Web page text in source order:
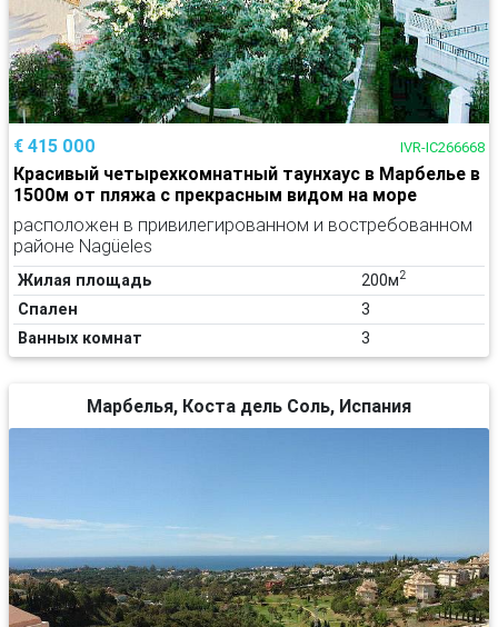
€ 415 000 IVR-IC266668
Красивый четырехкомнатный таунхаус в Марбелье в
1500м от пляжа с прекрасным видом на море
расположен в привилегированном и востребованном
районе Nagüeles
Жилая площадь 200м2
Спален
3
Ванных комнат
3
Марбелья, Коста дель Соль, Испания